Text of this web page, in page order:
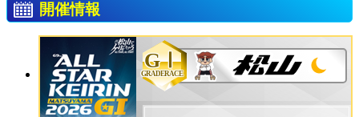
開催情報
GⅠ
GRADERACE